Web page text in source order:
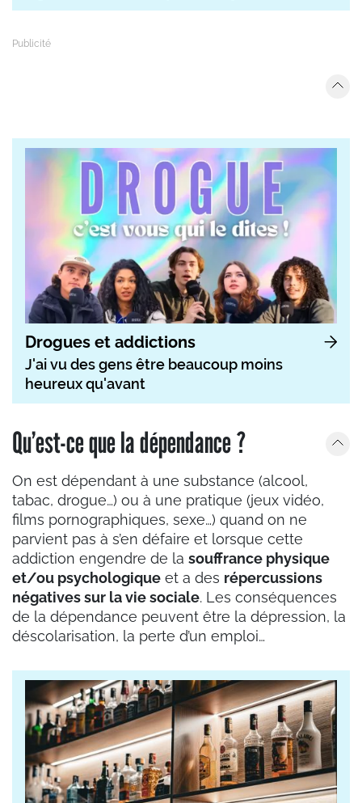
Drogues et addictions
J'ai vu des gens être beaucoup moins
heureux qu'avant
Qu’est-ce que la dépendance ?
On est dépendant à une substance (alcool,
tabac, drogue…) ou à une pratique (jeux vidéo,
films pornographiques, sexe…) quand on ne
parvient pas à s’en défaire et lorsque cette
addiction engendre de la souffrance physique
et/ou psychologique et a des répercussions
négatives sur la vie sociale. Les conséquences
de la dépendance peuvent être la dépression, la
déscolarisation, la perte d’un emploi…